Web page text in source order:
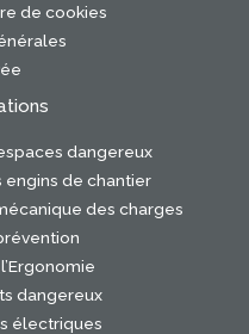
de cookies
dangereux
de chantier
des charges
dangereux
électriques